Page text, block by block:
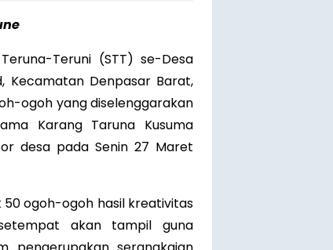
Teruni (STT) se-Desa
Kecamatan Denpasar Barat,
ogoh yang diselenggarakan
Karang Taruna Kusuma
desa pada Senin 27 Maret
50 ogoh-ogoh hasil kreativitas
akan tampil guna